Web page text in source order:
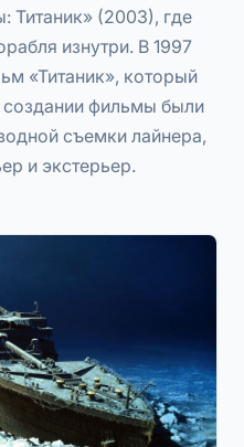
Титаник» (2003), где
изнутри. В 1997
«Титаник», который
создании фильмы были
съемки лайнера,
и экстерьер.